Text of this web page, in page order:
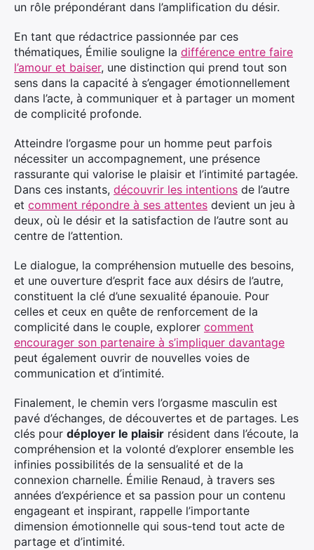
un rôle prépondérant dans l’amplification du désir.
En tant que rédactrice passionnée par ces
thématiques, Émilie souligne la différence entre faire
l’amour et baiser, une distinction qui prend tout son
sens dans la capacité à s’engager émotionnellement
dans l’acte, à communiquer et à partager un moment
de complicité profonde.
Atteindre l’orgasme pour un homme peut parfois
nécessiter un accompagnement, une présence
rassurante qui valorise le plaisir et l’intimité partagée.
Dans ces instants, découvrir les intentions de l’autre
et comment répondre à ses attentes devient un jeu à
deux, où le désir et la satisfaction de l’autre sont au
centre de l’attention.
Le dialogue, la compréhension mutuelle des besoins,
et une ouverture d’esprit face aux désirs de l’autre,
constituent la clé d’une sexualité épanouie. Pour
celles et ceux en quête de renforcement de la
complicité dans le couple, explorer comment
encourager son partenaire à s’impliquer davantage
peut également ouvrir de nouvelles voies de
communication et d’intimité.
Finalement, le chemin vers l’orgasme masculin est
pavé d’échanges, de découvertes et de partages. Les
clés pour déployer le plaisir résident dans l’écoute, la
compréhension et la volonté d’explorer ensemble les
infinies possibilités de la sensualité et de la
connexion charnelle. Émilie Renaud, à travers ses
années d’expérience et sa passion pour un contenu
engageant et inspirant, rappelle l’importante
dimension émotionnelle qui sous-tend tout acte de
partage et d’intimité.